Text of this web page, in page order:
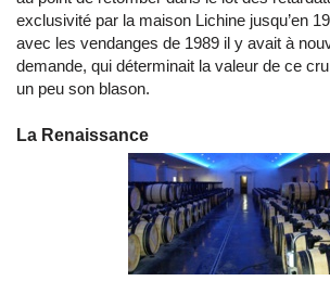
exclusivité par la maison Lichine jusqu’en
avec les vendanges de 1989 il y avait à
demande, qui déterminait la valeur de ce
un peu son blason.
La Renaissance